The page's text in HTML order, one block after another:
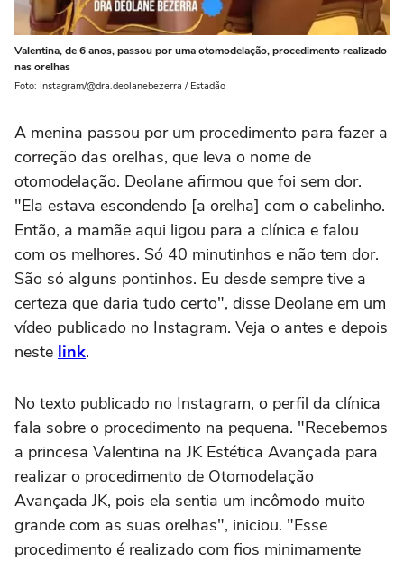
Valentina, de 6 anos, passou por uma otomodelação, procedimento realizado
nas orelhas
Foto: Instagram/@dra.deolanebezerra / Estadão
A menina passou por um procedimento para fazer a
correção das orelhas, que leva o nome de
otomodelação. Deolane afirmou que foi sem dor.
"Ela estava escondendo [a orelha] com o cabelinho.
Então, a mamãe aqui ligou para a clínica e falou
com os melhores. Só 40 minutinhos e não tem dor.
São só alguns pontinhos. Eu desde sempre tive a
certeza que daria tudo certo", disse Deolane em um
vídeo publicado no Instagram. Veja o antes e depois
neste link.
No texto publicado no Instagram, o perfil da clínica
fala sobre o procedimento na pequena. "Recebemos
a princesa Valentina na JK Estética Avançada para
realizar o procedimento de Otomodelação
Avançada JK, pois ela sentia um incômodo muito
grande com as suas orelhas", iniciou. "Esse
procedimento é realizado com fios minimamente